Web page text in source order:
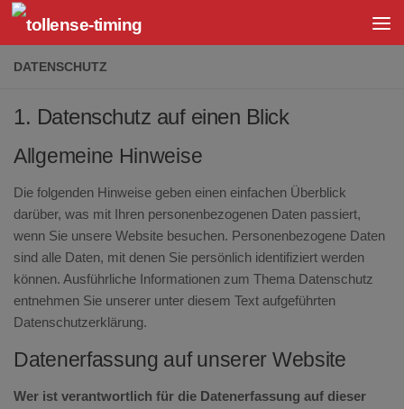
DATENSCHUTZ
1. Datenschutz auf einen Blick
Allgemeine Hinweise
Die folgenden Hinweise geben einen einfachen Überblick
darüber, was mit Ihren personenbezogenen Daten passiert,
wenn Sie unsere Website besuchen. Personenbezogene Daten
sind alle Daten, mit denen Sie persönlich identifiziert werden
können. Ausführliche Informationen zum Thema Datenschutz
entnehmen Sie unserer unter diesem Text aufgeführten
Datenschutzerklärung.
Datenerfassung auf unserer Website
Wer ist verantwortlich für die Datenerfassung auf dieser